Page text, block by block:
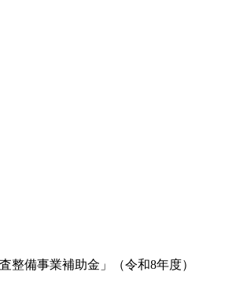
整備事業補助金」（令和8年度）